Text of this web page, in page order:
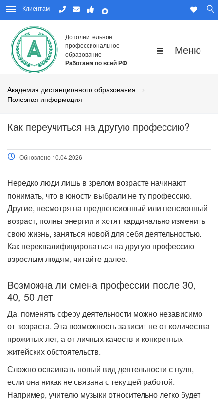
Клиентам
Дополнительное
профессиональное
образование
Работаем по всей РФ
Академия дистанционного образования
Полезная информация
Как переучиться на другую профессию?
Обновлено 10.04.2026
Нередко люди лишь в зрелом возрасте начинают
понимать, что в юности выбрали не ту профессию.
Другие, несмотря на предпенсионный или пенсионный
возраст, полны энергии и хотят кардинально изменить
свою жизнь, заняться новой для себя деятельностью.
Как переквалифицироваться на другую профессию
взрослым людям, читайте далее.
Возможна ли смена профессии после 30,
40, 50 лет
Да, поменять сферу деятельности можно независимо
от возраста. Эта возможность зависит не от количества
прожитых лет, а от личных качеств и конкретных
житейских обстоятельств.
Сложно осваивать новый вид деятельности с нуля,
если она никак не связана с текущей работой.
Например, учителю музыки относительно легко будет